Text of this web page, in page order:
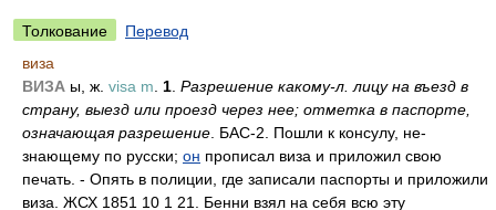
Толкование
Перевод
виза
ВИЗА ы, ж. visa m 1 Разрешение какому-л. лицу на въезд в
страну, выезд или проезд через нее; отметка в паспорте,
означающая разрешение . БАС-2. Пошли к консулу, не-
знающему по русски; он прописал виза и приложил свою
печать. - Опять в полиции, где записали паспорты и приложили
виза. ЖСХ 1851 10 1 21. Бенни взял на себя всю эту